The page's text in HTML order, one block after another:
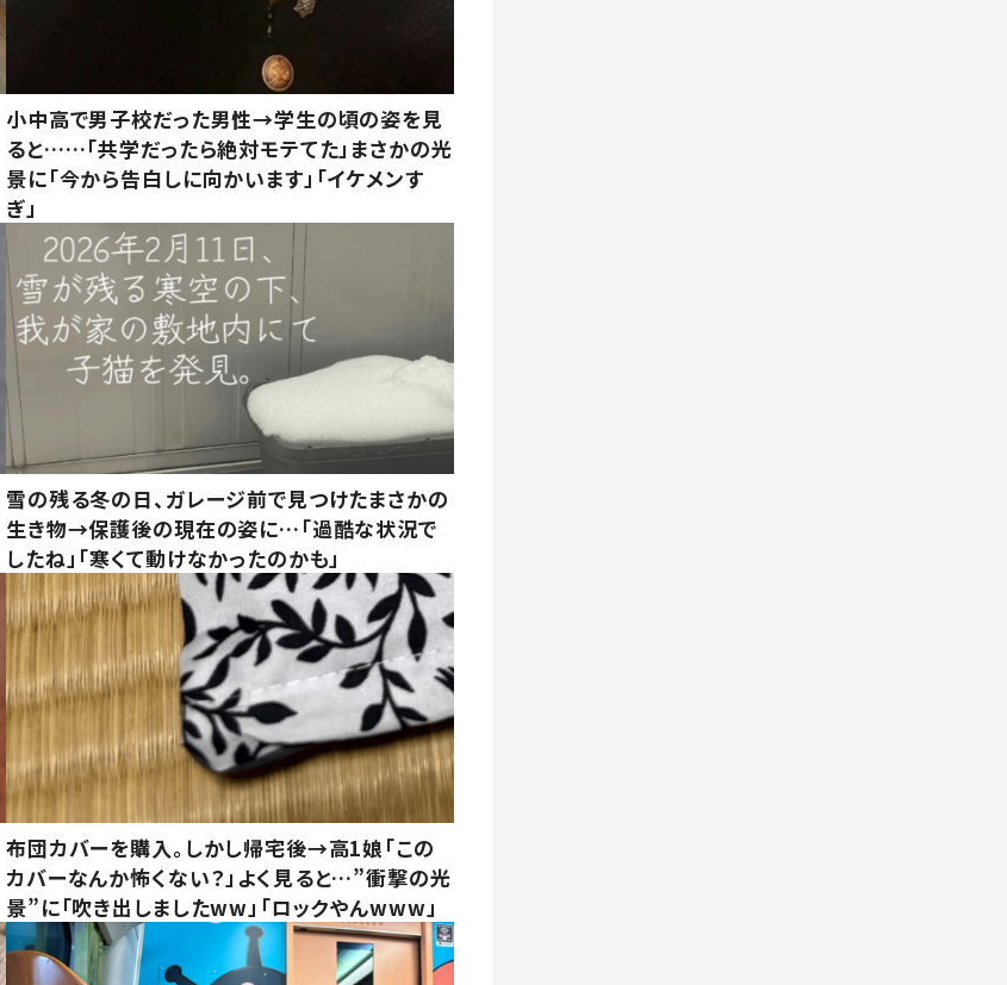
小中高で男子校だった男性→学生の頃の姿を見
ると……「共学だったら絶対モテてた」まさかの光
景に「今から告白しに向かいます」「イケメンす
ぎ」
雪の残る冬の日、ガレージ前で見つけたまさかの
生き物→保護後の現在の姿に…「過酷な状況で
したね」「寒くて動けなかったのかも」
布団カバーを購入。しかし帰宅後→高1娘「この
カバーなんか怖くない？」よく見ると…”衝撃の光
景”に「吹き出しましたww」「ロックやんwww」